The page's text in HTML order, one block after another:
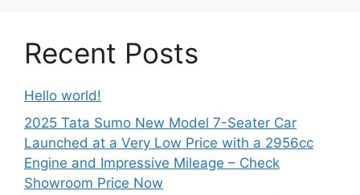
Recent Posts
Hello world!
2025 Tata Sumo New Model 7-Seater Car
Launched at a Very Low Price with a 2956cc
Engine and Impressive Mileage – Check
Showroom Price Now